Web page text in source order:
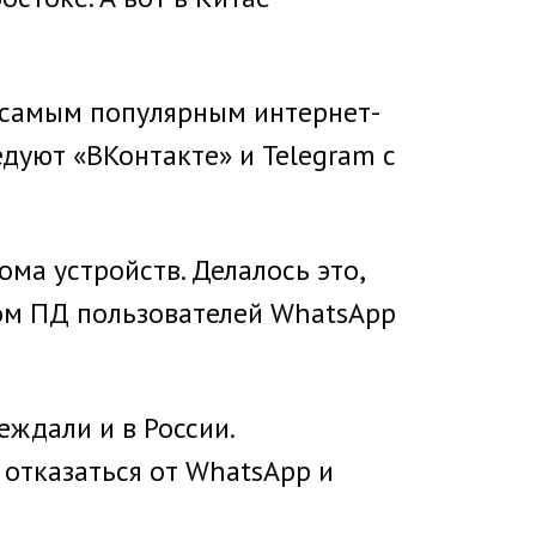
популярным интернет-
«ВКонтакте» и Telegram с
устройств. Делалось это,
ПД пользователей WhatsApp
и в России.
от WhatsApp и